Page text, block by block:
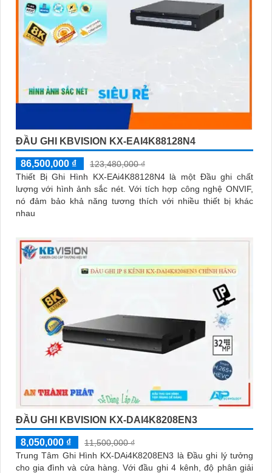
ĐẦU GHI KBVISION KX-EAI4K88128N4
86,500,000 ₫
123,480,000 ₫
Thiết Bị Ghi Hình KX-EAi4K88128N4 là một Đầu ghi chất
lượng với hình ảnh sắc nét. Với tích hợp công nghệ ONVIF,
nó đảm bảo khả năng tương thích với nhiều thiết bị khác
nhau
ĐẦU GHI KBVISION KX-DAI4K8208EN3
8,050,000 ₫
11,500,000 ₫
Trung Tâm Ghi Hình KX-DAi4K8208EN3 là Đầu ghi lý tưởng
cho gia đình và cửa hàng. Với đầu ghi 4 kênh, độ phân giải